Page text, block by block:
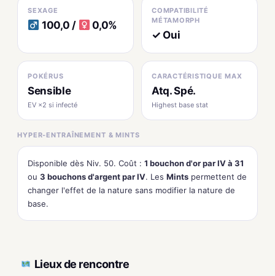
SEXAGE
100,0 / 0,0%
COMPATIBILITÉ
MÉTAMORPH
✓ Oui
POKÉRUS
Sensible
EV ×2 si infecté
CARACTÉRISTIQUE MAX
Atq. Spé.
Highest base stat
HYPER-ENTRAÎNEMENT & MINTS
Disponible dès Niv. 50. Coût : 1 bouchon d'or par IV à 31
ou 3 bouchons d'argent par IV. Les Mints permettent de
changer l'effet de la nature sans modifier la nature de
base.
Lieux de rencontre